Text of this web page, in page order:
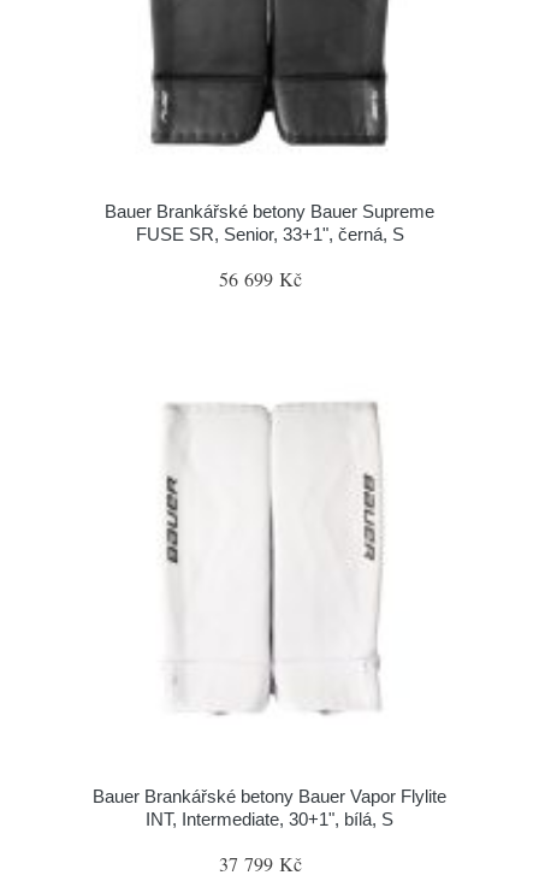
Bauer Brankářské betony Bauer Supreme
FUSE SR, Senior, 33+1", černá, S
56 699 Kč
Bauer Brankářské betony Bauer Vapor Flylite
INT, Intermediate, 30+1", bílá, S
37 799 Kč